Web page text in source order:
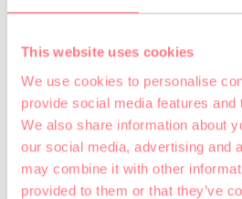
This website uses cookies
We use cookies to personalise
provide social media features and
We also share information about
our social media, advertising and
may combine it with other
provided to them or that they’ve
2.3 Dritte
Dritte erhalten nur dann Zugang zu
oder Abrechnung erforderlich ist
haben. Ihre Informationen werden
verkauft. Daten werden nur
Optimierung unserer Webseite und
Dienstleistungen.